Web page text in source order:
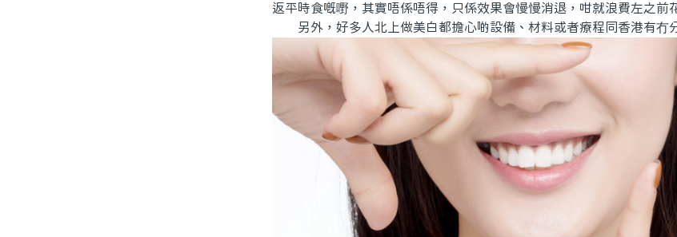
返平時食嘅嘢，其實唔係唔得，只係效果會慢慢消退，咁就浪費左之前
另外，好多人北上做美白都擔心啲設備、材料或者療程同香港有冇